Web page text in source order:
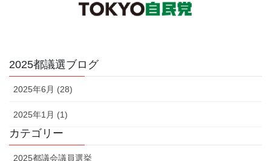
2025都議選ブログ
2025年6月 (28)
2025年1月 (1)
カテゴリー
2025都議会議員選挙